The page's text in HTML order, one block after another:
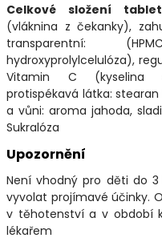
Celkové složení
(vláknina z čekanky),
transparentní:
hydroxyprolylcelulóza),
Vitamin C (kyselina
protispékavá látka:
a vůni: aroma jahoda,
Sukralóza
Upozornění
Není vhodný pro děti do
vyvolat projímavé účinky.
v těhotenství a v období
lékařem